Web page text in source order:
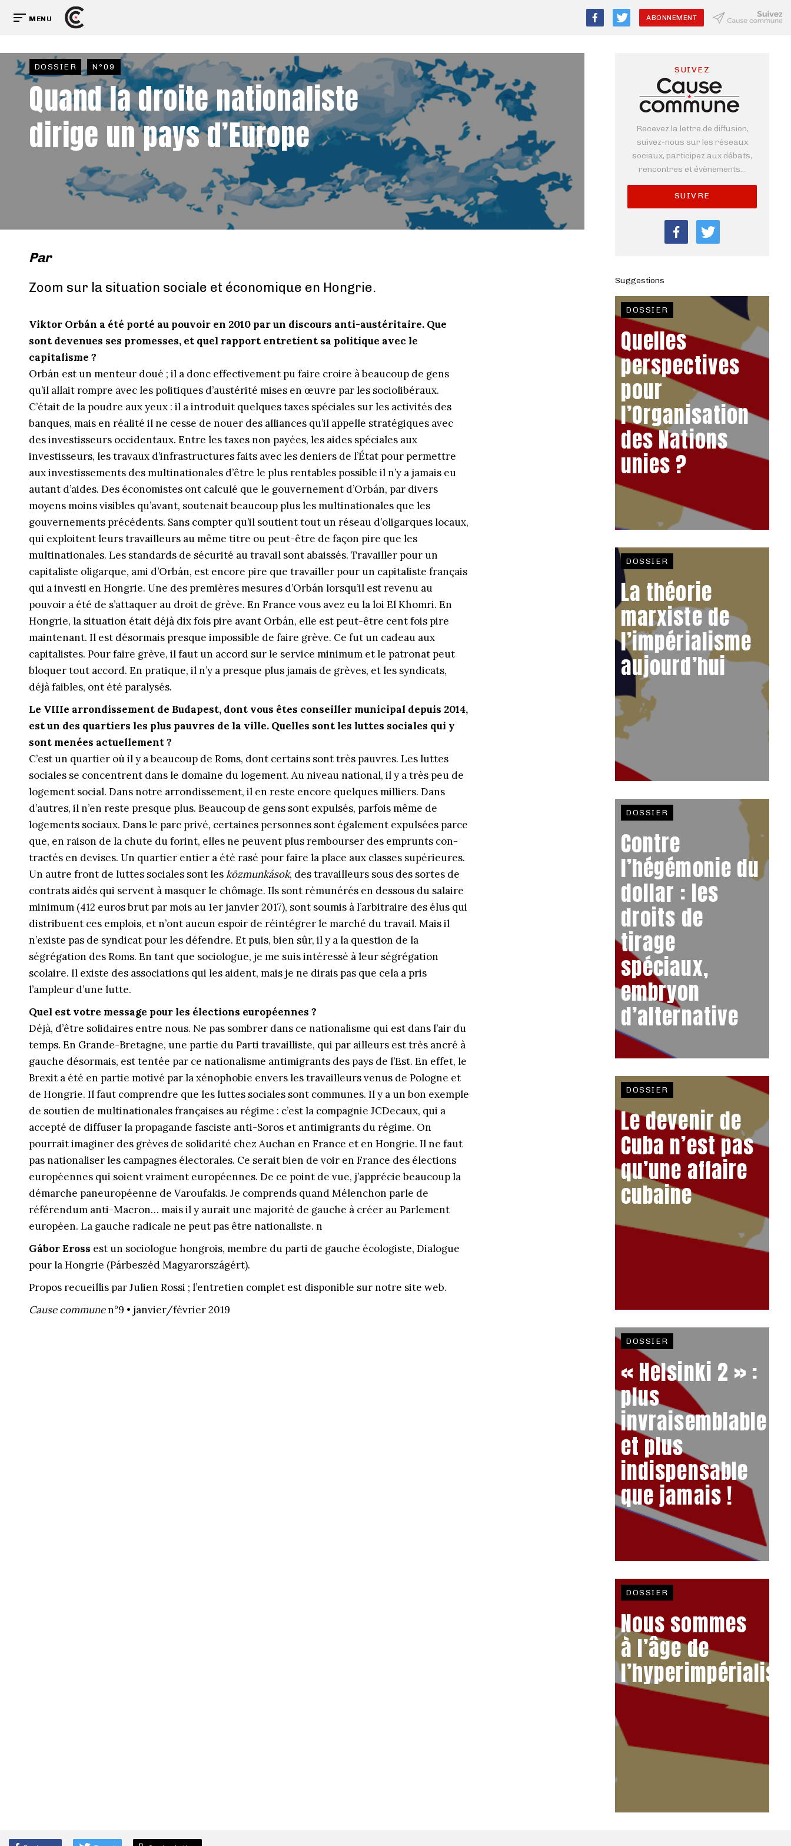
MENU ABONNEMENT
DOSSIER N°09
Quand la droite nationaliste
dirige un pays d’Europe
Par
Zoom sur la situation sociale et économique en Hongrie.
Viktor Orbán a été porté au pouvoir en 2010 par un discours anti-austéritaire. Que
sont devenues ses promesses, et quel rapport entretient sa politique avec le
capitalisme ?
Orbán est un menteur doué ; il a donc effectivement pu faire croire à beaucoup de gens
qu’il allait rompre avec les politiques d’austérité mises en œuvre par les sociolibéraux.
C’était de la poudre aux yeux : il a introduit quelques taxes spéciales sur les activités des
banques, mais en réalité il ne cesse de nouer des alliances qu’il appelle stratégiques avec
des investisseurs occidentaux. Entre les taxes non payées, les aides spéciales aux
investisseurs, les travaux d’infrastructures faits avec les deniers de l’État pour permettre
aux investissements des multinationales d’être le plus rentables possible il n’y a jamais eu
autant d’aides. Des économistes ont calculé que le gouvernement d’Orbán, par divers
moyens moins visibles qu’avant, soutenait beaucoup plus les multinationales que les
gouvernements précédents. Sans compter qu’il soutient tout un réseau d’oligarques locaux,
qui exploitent leurs travailleurs au même titre ou peut-être de façon pire que les
multinationales. Les standards de sécurité au travail sont abaissés. Travailler pour un
capitaliste oligarque, ami d’Orbán, est encore pire que travailler pour un capitaliste français
qui a investi en Hongrie. Une des premières mesures d’Orbán lorsqu’il est revenu au
pouvoir a été de s’attaquer au droit de grève. En France vous avez eu la loi El Khomri. En
Hongrie, la situation était déjà dix fois pire avant Orbán, elle est peut-être cent fois pire
maintenant. Il est désormais presque impossible de faire grève. Ce fut un cadeau aux
capitalistes. Pour faire grève, il faut un accord sur le service minimum et le patronat peut
bloquer tout accord. En pratique, il n’y a presque plus jamais de grèves, et les syndicats,
déjà faibles, ont été paralysés.
Le VIIIe arrondissement de Budapest, dont vous êtes conseiller municipal depuis 2014,
est un des quartiers les plus pauvres de la ville. Quelles sont les luttes sociales qui y
sont menées actuellement ?
C’est un quartier où il y a beaucoup de Roms, dont certains sont très pauvres. Les luttes
sociales se concentrent dans le domaine du logement. Au niveau national, il y a très peu de
logement social. Dans notre arrondissement, il en reste encore quelques milliers. Dans
d’autres, il n’en reste presque plus. Beaucoup de gens sont expulsés, parfois même de
logements sociaux. Dans le parc privé, certaines personnes sont également expulsées parce
que, en raison de la chute du forint, elles ne peuvent plus rembourser des emprunts con­
trac­tés en devises. Un quartier entier a été rasé pour faire la place aux classes supérieures.
Un autre front de luttes sociales sont lesközmunkások, des travailleurs sous des sortes de
contrats aidés qui servent à masquer le chômage. Ils sont rémunérés en dessous du salaire
minimum (412 euros brut par mois au 1er janvier 2017), sont soumis à l’arbitraire des élus qui
distribuent ces emplois, et n’ont aucun espoir de réintégrer le marché du travail. Mais il
n’existe pas de syndicat pour les défendre. Et puis, bien sûr, il y a la question de la
ségrégation des Roms. En tant que sociologue, je me suis intéressé à leur ségrégation
scolaire. Il existe des associations qui les aident, mais je ne dirais pas que cela a pris
l’ampleur d’une lutte.
Quel est votre message pour les élections européennes ?
Déjà, d’être solidaires entre nous. Ne pas sombrer dans ce nationalisme qui est dans l’air du
temps. En Grande-Bretagne, une partie du Parti travailliste, qui par ailleurs est très ancré à
gauche désormais, est tentée par ce nationalisme antimigrants des pays de l’Est. En effet, le
Brexit a été en partie motivé par la xénophobie envers les travailleurs venus de Pologne et
de Hongrie. Il faut comprendre que les luttes sociales sont communes. Il y a un bon exemple
de soutien de multinationales françaises au régime : c’est la compagnie JCDecaux, qui a
accepté de diffuser la propagande fasciste anti-Soros et antimigrants du régime. On
pourrait imaginer des grèves de solidarité chez Auchan en France et en Hongrie. Il ne faut
pas nationaliser les campagnes électorales. Ce serait bien de voir en France des élections
européennes qui soient vraiment européennes. De ce point de vue, j’apprécie beaucoup la
démarche paneuropéenne de Varoufakis. Je comprends quand Mélenchon parle de
référendum anti-Macron… mais il y aurait une majorité de gauche à créer au Parlement
européen. La gauche radicale ne peut pas être nationaliste. n
Gábor Eross est un sociologue hongrois, membre du parti de gauche écologiste, Dialogue
pour la Hongrie (Párbeszéd Magyarországért).
Propos recueillis par Julien Rossi ; l’entretien complet est disponible sur notre site web.
Cause communen°9 • janvier/février 2019
SUIVEZ
Recevez la lettre de diffusion,
suivez-nous sur les réseaux
sociaux, participez aux débats,
rencontres et évènements...
SUIVRE
Suggestions
DOSSIER
Quelles
perspectives
pour
l’Organisation
des Nations
unies ?
DOSSIER
La théorie
marxiste de
l’impérialisme
aujourd’hui
DOSSIER
Contre
l’hégémonie du
dollar : les
droits de
tirage
spéciaux,
embryon
d’alternative
DOSSIER
Le devenir de
Cuba n’est pas
qu’une affaire
cubaine
DOSSIER
« Helsinki 2 » :
plus
invraisemblable
et plus
indispensable
que jamais !
DOSSIER
Nous sommes
à l’âge de